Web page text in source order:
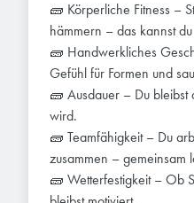
🧱 Körperliche Fitness –
hämmern – das kannst
🧱 Handwerkliches
Gefühl für Formen und
🧱 Ausdauer – Du bleibst
wird.
🧱 Teamfähigkeit – Du
zusammen – gemeinsam
🧱 Wetterfestigkeit – Ob